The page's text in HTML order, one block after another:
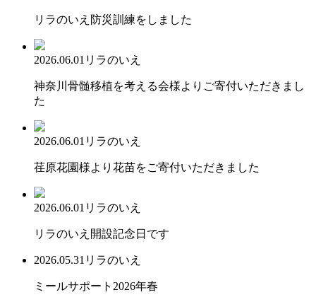
リラのいえ防災訓練をしました
2026.06.01 リラのいえ
神奈川骨髄移植を考える会様よりご寄付いただきまし
た
2026.06.01 リラのいえ
荏原花園様より花苗をご寄付いただきました
2026.06.01 リラのいえ
リラのいえ開設記念日です
2026.05.31 リラのいえ
ミールサポート2026年春